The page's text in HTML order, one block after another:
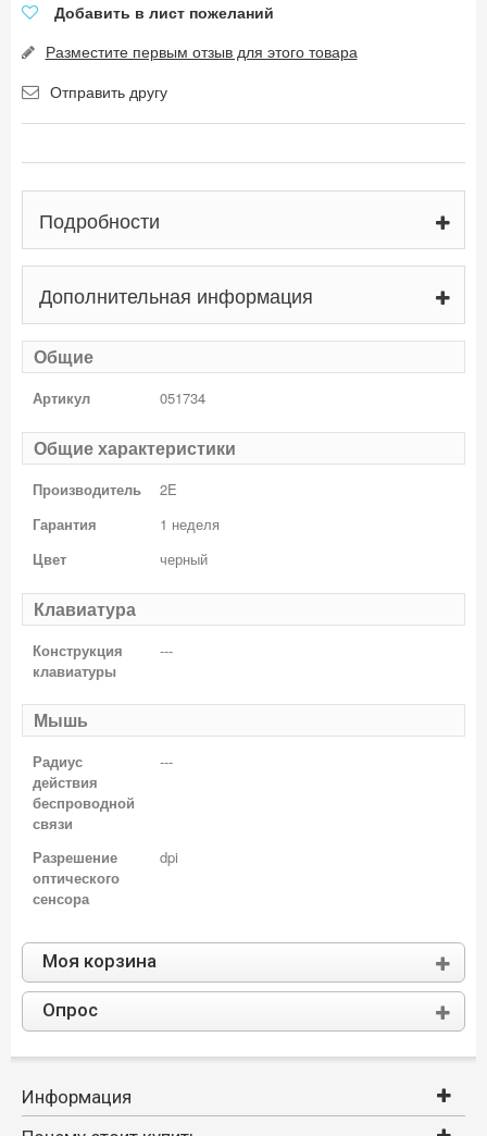
Добавить в лист пожеланий
Разместите первым отзыв для этого товара
Отправить другу
Подробности
Дополнительная информация
Общие
Артикул 051734
Общие характеристики
Производитель
2E
Гарантия
1 неделя
Цвет
черный
Клавиатура
Конструкция
клавиатуры
---
Мышь
Радиус
действия
беспроводной
связи
---
Разрешение
оптического
сенсора
dpi
Моя корзина
Опрос
Информация